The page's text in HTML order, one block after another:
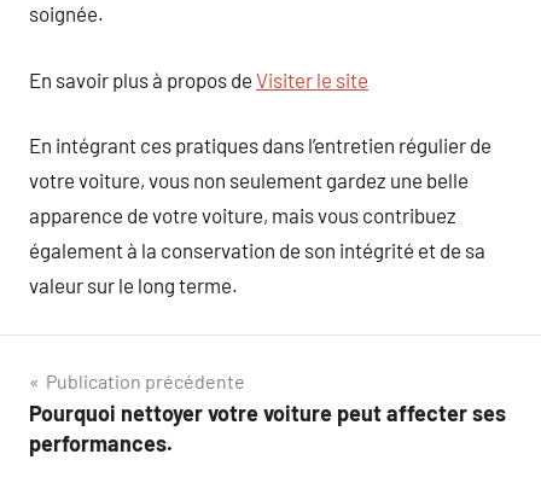
soignée.
En savoir plus à propos de Visiter le site
En intégrant ces pratiques dans l’entretien régulier de
votre voiture, vous non seulement gardez une belle
apparence de votre voiture, mais vous contribuez
également à la conservation de son intégrité et de sa
valeur sur le long terme.
Navigation
de
Publication précédente
Pourquoi nettoyer votre voiture peut affecter ses
performances.